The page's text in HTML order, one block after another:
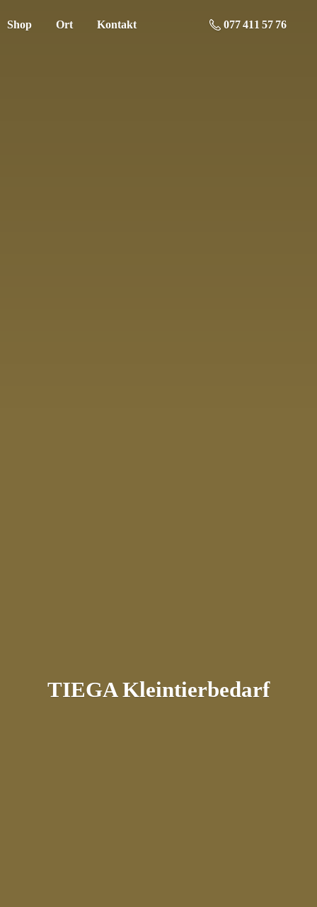
Shop Ort Kontakt 077 411 57 76
TIEGA Kleintierbedarf